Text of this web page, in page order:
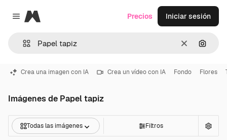
Close menu
Magnific
Borrar
Precios Iniciar sesión
Crea una imagen con IA Crea un vídeo con IA Fondo Flores
Imágenes de Papel tapiz
Todas las imágenes Filtros